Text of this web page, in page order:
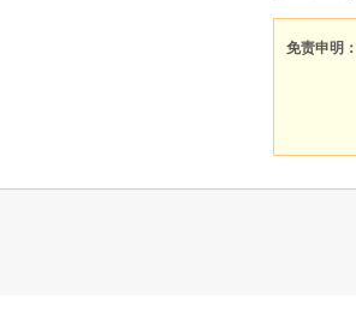
免责申明：